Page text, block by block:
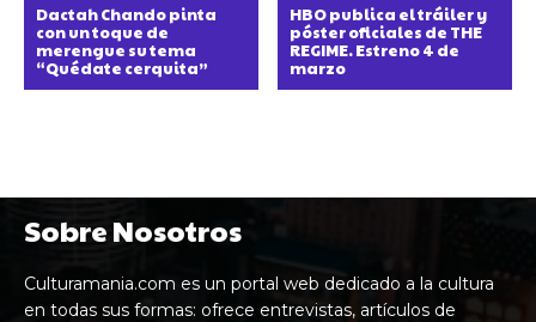
Dactah Chando pinta
con un toque de
merengue su tema
“Quédate cerquita”
HBO publica el tráiler y
póster oficiales de THE
REGIME. Estreno 4 de
marzo
Sobre Nosotros
Culturamania.com es un portal web dedicado a la cultura
en todas sus formas: ofrece entrevistas, artículos de